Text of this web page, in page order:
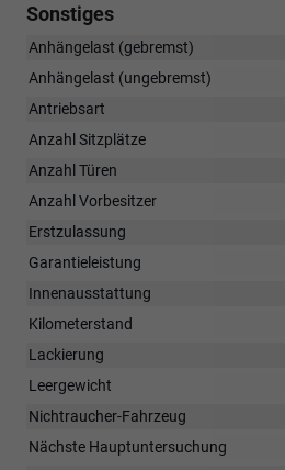
Sonstiges
Anhängelast (gebremst)
Anhängelast (ungebremst)
Antriebsart
Anzahl Sitzplätze
Anzahl Türen
Anzahl Vorbesitzer
Erstzulassung
Garantieleistung
Innenausstattung
Kilometerstand
Lackierung
Leergewicht
Nichtraucher-Fahrzeug
Nächste Hauptuntersuchung